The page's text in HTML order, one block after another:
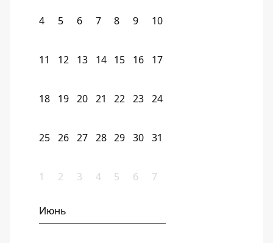
4 5 6 7 8 9 10
11 12 13 14 15 16 17
18 19 20 21 22 23 24
25 26 27 28 29 30 31
1 2 3 4 5 6 7
Июнь